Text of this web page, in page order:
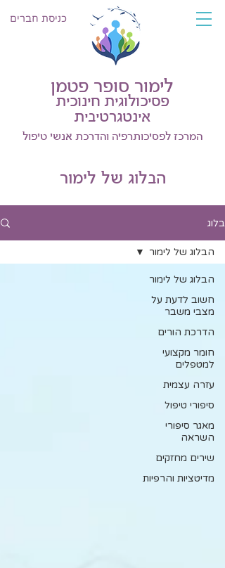
לימור סופר פטמן
פסיכולוגית חינוכית
אינטגרטיבית
המרכז לפסיכותרפיה והדרכת אנשי טיפול
כניסת חברים
הבלוג של לימור
בלוג
הבלוג של לימור
חשוב לדעת על
מצבי משבר
הדרכת הורים
חומר מקצועי
למטפלים
עזרה עצמית
סיפורי טיפול
מאגר סיפורי
השראה
שירים מחזקים
מדיטציות והרפיות
הבלוג של לימור